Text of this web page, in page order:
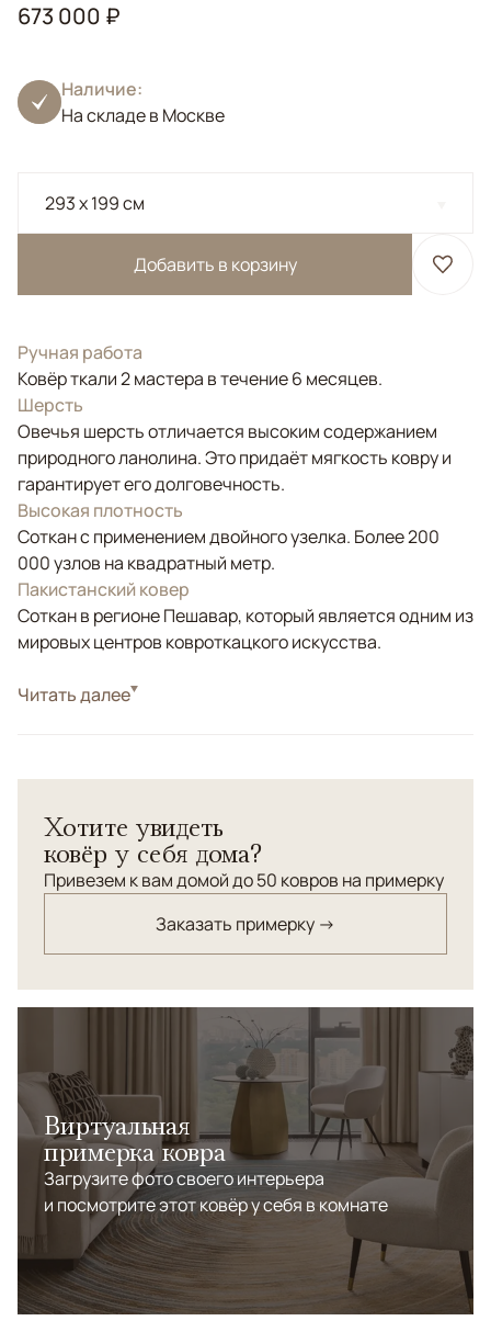
673 000 ₽
Наличие:
На складе в Москве
293 x 199 см
Добавить в корзину
Ручная работа
Ковёр ткали 2 мастера в течение 6 месяцев.
Шерсть
Овечья шерсть отличается высоким содержанием
природного ланолина. Это придаёт мягкость ковру и
гарантирует его долговечность.
Высокая плотность
Соткан с применением двойного узелка. Более 200
000 узлов на квадратный метр.
Пакистанский ковер
Соткан в регионе Пешавар, который является одним из
мировых центров ковроткацкого искусства.
СтильКлассические
соткан в теплой бежево-золотистой гамме с нежными
акцентами серого, оливкового и винного оттенков.
Узор построен на изящных растительных мотивах,
Благодаря старинной технологии ткачества из
шерстяной нити веретенной крутки и натуральных
красителей, ковер отличается глубиной цвета,
долговечностью и подлинным восточным шармом.
Читать далее
Хотите увидеть
ковёр у себя дома?
Привезем к вам домой до 50 ковров на примерку
Заказать примерку →
Виртуальная
примерка ковра
Загрузите фото своего интерьера
и посмотрите этот ковёр у себя в комнате